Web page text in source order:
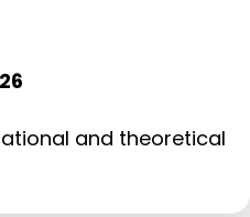
and theoretical